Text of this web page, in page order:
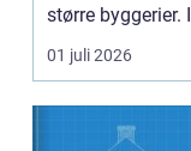
større byggerier. I
Nordjylland...
01 juli 2026